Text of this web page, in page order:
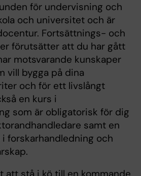
för undervisning och
och universitet och är
Fortsättnings- och
förutsätter att du har gått
motsvarande kunskaper
vill bygga på dina
och för ett livslångt
en kurs i
som är obligatorisk för dig
samt en
forskarhandledning och